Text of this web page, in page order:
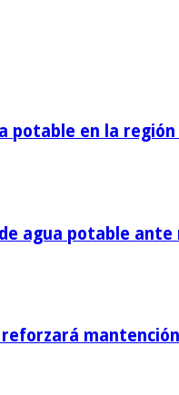
potable en la región
agua potable ante